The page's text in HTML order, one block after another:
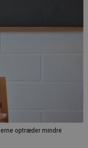
optræder mindre